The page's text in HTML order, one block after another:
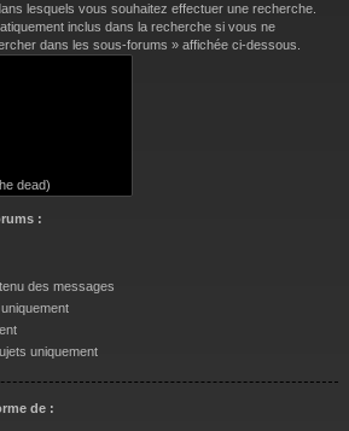
lesquels vous souhaitez effectuer une recherche.
inclus dans la recherche si vous ne
dans les sous-forums » affichée ci-dessous.
:
des messages
uniquement
de :